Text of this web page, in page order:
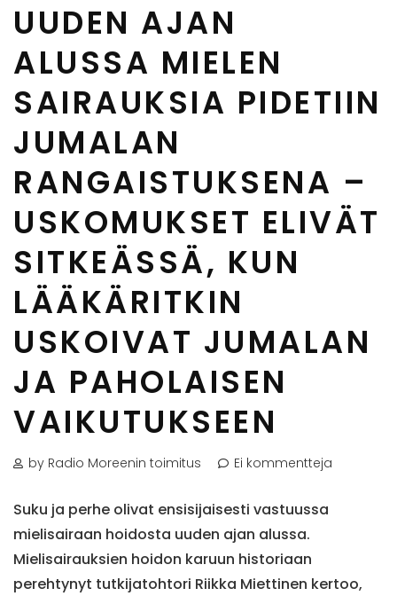
UUDEN AJAN
ALUSSA MIELEN
SAIRAUKSIA PIDETIIN
JUMALAN
RANGAISTUKSENA –
USKOMUKSET ELIVÄT
SITKEÄSSÄ, KUN
LÄÄKÄRITKIN
USKOIVAT JUMALAN
JA PAHOLAISEN
VAIKUTUKSEEN
by Radio Moreenin toimitus Ei kommentteja
Suku ja perhe olivat ensisijaisesti vastuussa
mielisairaan hoidosta uuden ajan alussa.
Mielisairauksien hoidon karuun historiaan
perehtynyt tutkijatohtori Riikka Miettinen kertoo,